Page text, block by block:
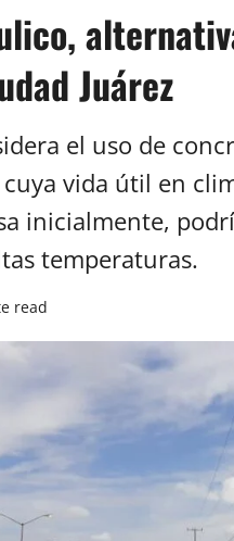
Juárez
el uso de
vida útil en
inicialmente,
temperaturas.
read